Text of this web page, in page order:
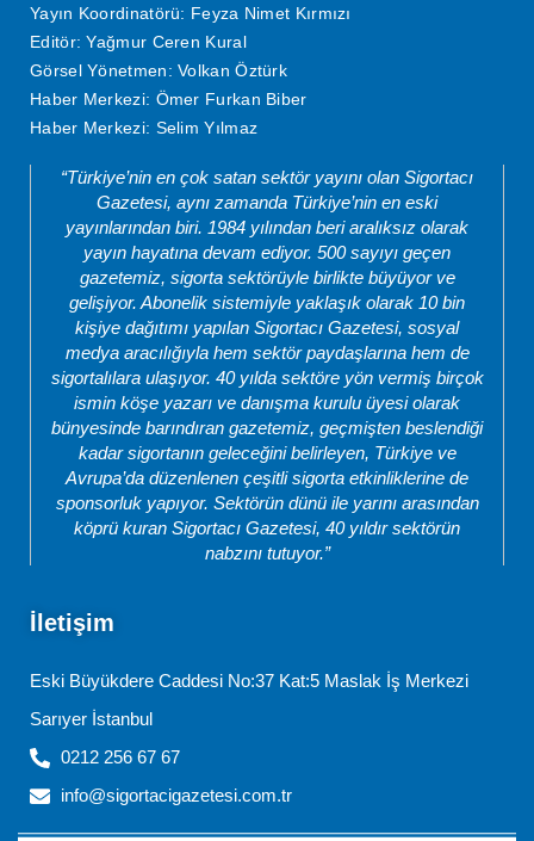
Yayın Koordinatörü: Feyza Nimet Kırmızı
Editör: Yağmur Ceren Kural
Görsel Yönetmen: Volkan Öztürk
Haber Merkezi: Ömer Furkan Biber
Haber Merkezi: Selim Yılmaz
“Türkiye’nin en çok satan sektör yayını olan Sigortacı
Gazetesi, aynı zamanda Türkiye’nin en eski
yayınlarından biri. 1984 yılından beri aralıksız olarak
yayın hayatına devam ediyor. 500 sayıyı geçen
gazetemiz, sigorta sektörüyle birlikte büyüyor ve
gelişiyor. Abonelik sistemiyle yaklaşık olarak 10 bin
kişiye dağıtımı yapılan Sigortacı Gazetesi, sosyal
medya aracılığıyla hem sektör paydaşlarına hem de
sigortalılara ulaşıyor. 40 yılda sektöre yön vermiş birçok
ismin köşe yazarı ve danışma kurulu üyesi olarak
bünyesinde barındıran gazetemiz, geçmişten beslendiği
kadar sigortanın geleceğini belirleyen, Türkiye ve
Avrupa’da düzenlenen çeşitli sigorta etkinliklerine de
sponsorluk yapıyor. Sektörün dünü ile yarını arasından
köprü kuran Sigortacı Gazetesi, 40 yıldır sektörün
nabzını tutuyor.”
İletişim
Eski Büyükdere Caddesi No:37 Kat:5 Maslak İş Merkezi
Sarıyer İstanbul
0212 256 67 67
info@sigortacigazetesi.com.tr